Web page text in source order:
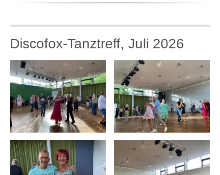
Discofox-Tanztreff, Juli 2026